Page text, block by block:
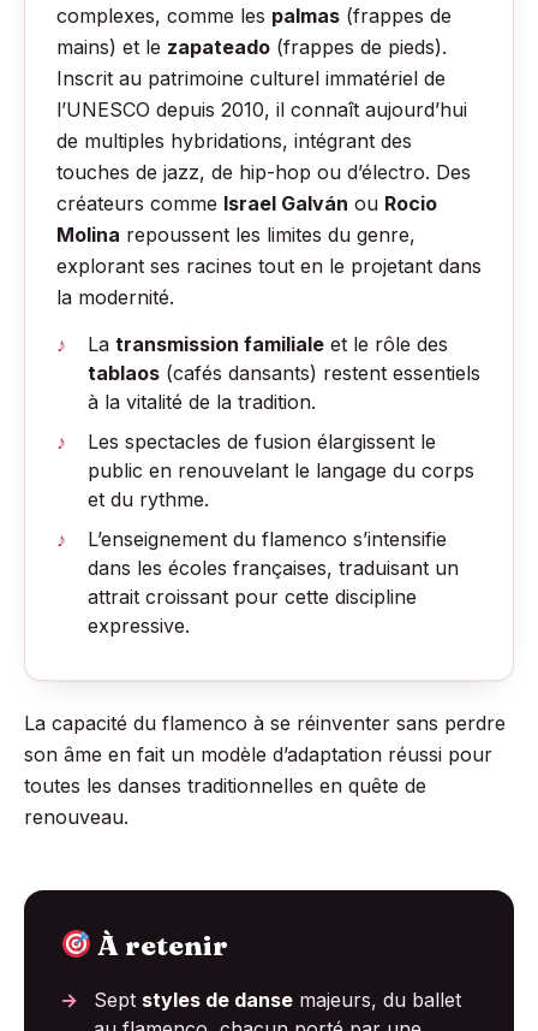
complexes, comme les palmas (frappes de
mains) et le zapateado (frappes de pieds).
Inscrit au patrimoine culturel immatériel de
l’UNESCO depuis 2010, il connaît aujourd’hui
de multiples hybridations, intégrant des
touches de jazz, de hip-hop ou d’électro. Des
créateurs comme Israel Galván ou Rocio
Molina repoussent les limites du genre,
explorant ses racines tout en le projetant dans
la modernité.
La transmission familiale et le rôle des
tablaos (cafés dansants) restent essentiels
à la vitalité de la tradition.
Les spectacles de fusion élargissent le
public en renouvelant le langage du corps
et du rythme.
L’enseignement du flamenco s’intensifie
dans les écoles françaises, traduisant un
attrait croissant pour cette discipline
expressive.
La capacité du flamenco à se réinventer sans perdre
son âme en fait un modèle d’adaptation réussi pour
toutes les danses traditionnelles en quête de
renouveau.
À retenir
Sept styles de danse majeurs, du ballet